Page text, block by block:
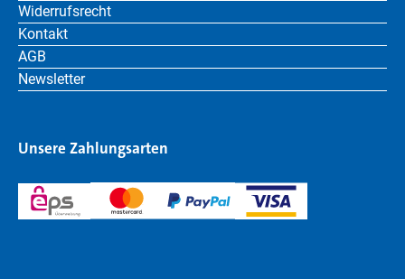
Widerrufsrecht
Kontakt
AGB
Newsletter
Unsere Zahlungsarten